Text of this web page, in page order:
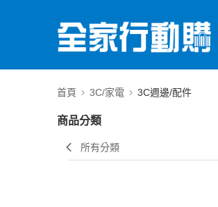
首頁 3C/家電 3C週邊/配件
商品分類
所有分類